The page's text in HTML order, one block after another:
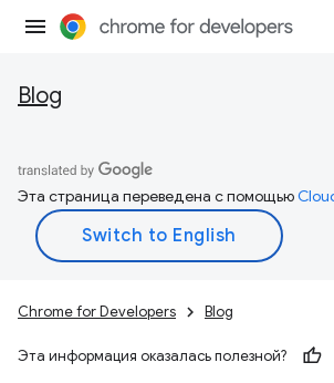
Blog
Эта страница переведена с помощью
Chrome for Developers Blog
Эта информация оказалась полезной?